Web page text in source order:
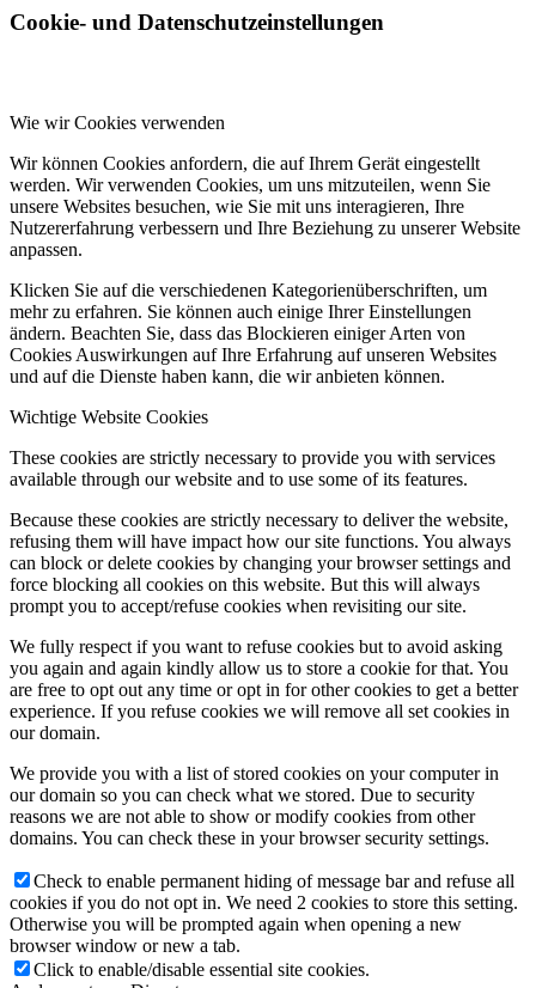
Cookie- und Datenschutzeinstellungen
Wie wir Cookies verwenden
Wir können Cookies anfordern, die auf Ihrem Gerät eingestellt
werden. Wir verwenden Cookies, um uns mitzuteilen, wenn Sie
unsere Websites besuchen, wie Sie mit uns interagieren, Ihre
Nutzererfahrung verbessern und Ihre Beziehung zu unserer Website
anpassen.
Klicken Sie auf die verschiedenen Kategorienüberschriften, um
mehr zu erfahren. Sie können auch einige Ihrer Einstellungen
ändern. Beachten Sie, dass das Blockieren einiger Arten von
Cookies Auswirkungen auf Ihre Erfahrung auf unseren Websites
und auf die Dienste haben kann, die wir anbieten können.
Wichtige Website Cookies
These cookies are strictly necessary to provide you with services
available through our website and to use some of its features.
Because these cookies are strictly necessary to deliver the website,
refusing them will have impact how our site functions. You always
can block or delete cookies by changing your browser settings and
force blocking all cookies on this website. But this will always
prompt you to accept/refuse cookies when revisiting our site.
We fully respect if you want to refuse cookies but to avoid asking
you again and again kindly allow us to store a cookie for that. You
are free to opt out any time or opt in for other cookies to get a better
experience. If you refuse cookies we will remove all set cookies in
our domain.
We provide you with a list of stored cookies on your computer in
our domain so you can check what we stored. Due to security
reasons we are not able to show or modify cookies from other
domains. You can check these in your browser security settings.
Check to enable permanent hiding of message bar and refuse all
cookies if you do not opt in. We need 2 cookies to store this setting.
Otherwise you will be prompted again when opening a new
browser window or new a tab.
Click to enable/disable essential site cookies.